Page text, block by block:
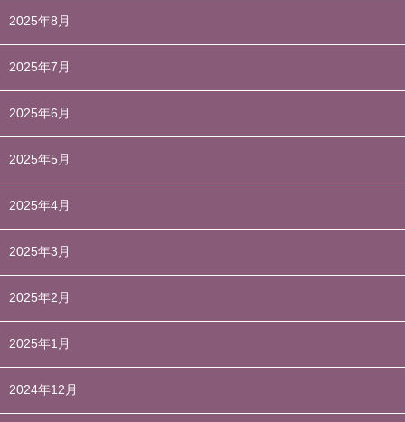
2025年8月
2025年7月
2025年6月
2025年5月
2025年4月
2025年3月
2025年2月
2025年1月
2024年12月